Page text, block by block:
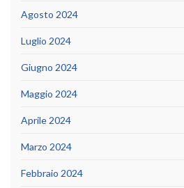
Agosto 2024
Luglio 2024
Giugno 2024
Maggio 2024
Aprile 2024
Marzo 2024
Febbraio 2024